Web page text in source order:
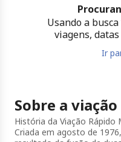
Usando a
viagens,
Ir
Sobre a viação
História da Viação Rápido
Criada em agosto de